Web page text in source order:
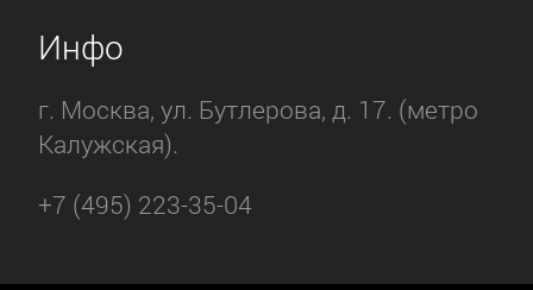
Инфо
г. Москва, ул. Бутлерова, д. 17. (метро
Калужская).
+7 (495) 223-35-04